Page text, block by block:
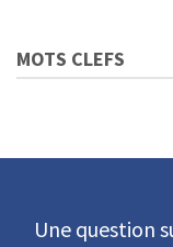
MOTS CLEFS
Une question